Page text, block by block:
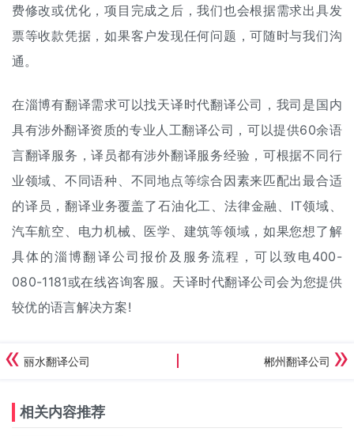
费修改或优化，项目完成之后，我们也会根据需求出具发
票等收款凭据，如果客户发现任何问题，可随时与我们沟
通。
在淄博有翻译需求可以找天译时代翻译公司，我司是国内
具有涉外翻译资质的专业人工翻译公司，可以提供60余语
言翻译服务，译员都有涉外翻译服务经验，可根据不同行
业领域、不同语种、不同地点等综合因素来匹配出最合适
的译员，翻译业务覆盖了石油化工、法律金融、IT领域、
汽车航空、电力机械、医学、建筑等领域，如果您想了解
具体的淄博翻译公司报价及服务流程，可以致电400-
080-1181或在线咨询客服。天译时代翻译公司会为您提供
较优的语言解决方案!
丽水翻译公司 郴州翻译公司
相关内容推荐